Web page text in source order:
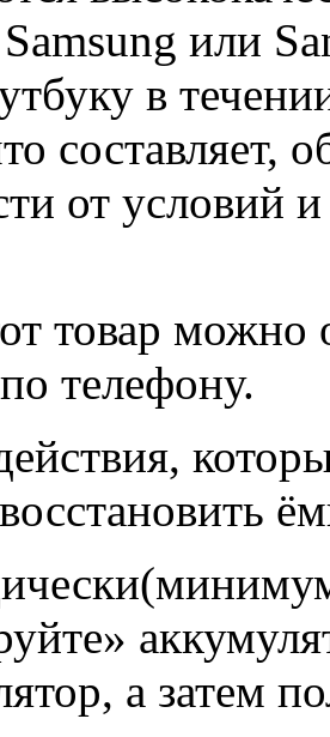
или
в
составляет,
от условий
товар можно
телефону.
а затем